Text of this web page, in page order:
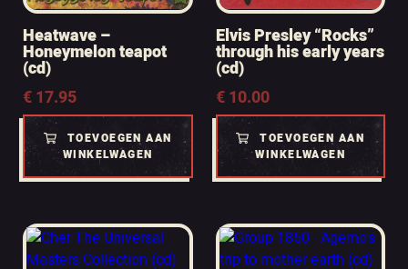
Heatwave –
Honeymelon teapot
(cd)
€17.95
TOEVOEGEN AAN
WINKELWAGEN
Elvis Presley “Rocks”
through his early years
(cd)
€10.00
TOEVOEGEN AAN
WINKELWAGEN